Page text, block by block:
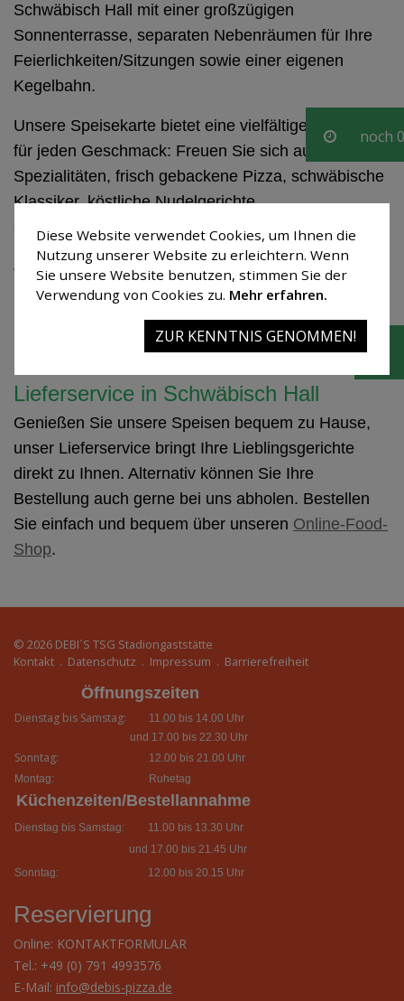
Diese Website verwendet Cookies, um Ihnen die
Nutzung unserer Website zu erleichtern. Wenn
Sie unsere Website benutzen, stimmen Sie der
Verwendung von Cookies zu. Mehr erfahren.
ZUR KENNTNIS GENOMMEN!
noch
Schwäbisch Hall mit einer großzügigen
Sonnenterrasse, separaten Nebenräumen für Ihre
Feierlichkeiten/Sitzungen sowie einer eigenen
Kegelbahn.
Unsere Speisekarte bietet eine vielfältige Auswahl
für jeden Geschmack: Freuen Sie sich auf indische
Spezialitäten, frisch gebackene Pizza, schwäbische
Klassiker, köstliche Nudelgerichte
sowie vegetarische und vegane Gerichte.
Jeden Sonntag verwöhnen wir Sie außerdem mit
hausgemachten Kuchen und Torten aus unserer
Kuchentheke – frisch zubereitet von unserem
Lieferservice in Schwäbisch Hall
Genießen Sie unsere Speisen bequem zu Hause,
unser Lieferservice bringt Ihre Lieblingsgerichte
direkt zu Ihnen. Alternativ können Sie Ihre
Bestellung auch gerne bei uns abholen. Bestellen
Sie einfach und bequem über unseren Online-Food-
Shop.
© 2026 DEBI´S TSG Stadiongaststätte
Kontakt . Datenschutz . Impressum . Barrierefreiheit
Öffnungszeiten
Dienstag bis Samstag:
11.00 bis 14.00 Uhr
und 17.00 bis 22.30 Uhr
Sonntag:
12.00 bis 21.00 Uhr
Montag:
Ruhetag
Küchenzeiten/Bestellannahme
Dienstag bis Samstag:
11.00 bis 13.30 Uhr
und 17.00 bis 21.45 Uhr
Sonntag:
12.00 bis 20.15 Uhr
Reservierung
Online: KONTAKTFORMULAR
Tel.: +49 (0) 791 4993576
E-Mail: info@debis-pizza.de